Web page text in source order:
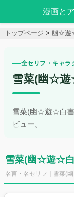
漫画と
トップページ 幽☆遊
全セリフ・キャラ
雪菜(幽☆
雪菜(幽☆遊☆白書
ビュー。
雪菜(幽☆遊☆白
名言・名セリフ｜雪菜(